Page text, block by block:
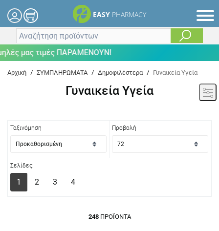
EASY PHARMACY
τιμές ΠΑΡΑΜΕΝΟΥΝ!
Αρχική / ΣΥΜΠΛΗΡΩΜΑΤΑ / Δημοφιλέστερα / Γυναικεία Υγεία
Γυναικεία Υγεία
Ταξινόμηση Προβολή
Σελίδες:
1 2 3 4
248ΠΡΟΪΌΝΤΑ